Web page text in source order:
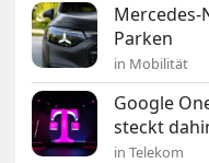
Mercedes-
Parken
in Mobilität
Google
steckt
in Telekom